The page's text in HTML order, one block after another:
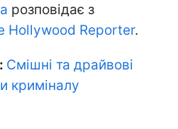
розповідає з
Hollywood Reporter.
Смішні та драйвові
криміналу